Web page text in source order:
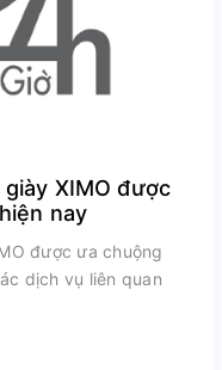
XIMO được
nay
được ưa chuộng
dịch vụ liên quan